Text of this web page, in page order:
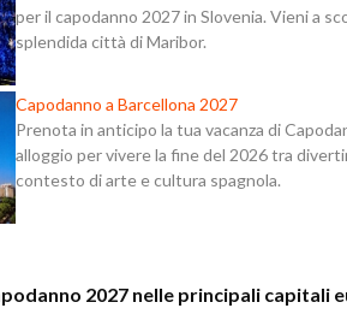
per il capodanno 2027 in Slovenia. Vieni a
splendida città di Maribor.
Capodanno a Barcellona 2027
Prenota in anticipo la tua vacanza di
alloggio per vivere la fine del 2026 tra
contesto di arte e cultura spagnola.
2027 nelle principali capitali